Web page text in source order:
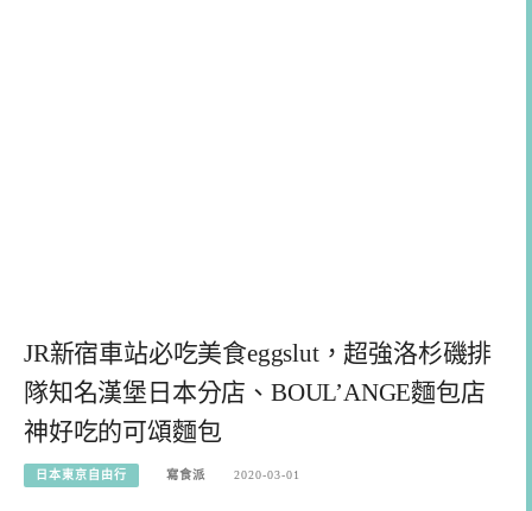
JR新宿車站必吃美食eggslut，超強洛杉磯排
隊知名漢堡日本分店、BOUL’ANGE麵包店
神好吃的可頌麵包
日本東京自由行 寫食派 2020-03-01